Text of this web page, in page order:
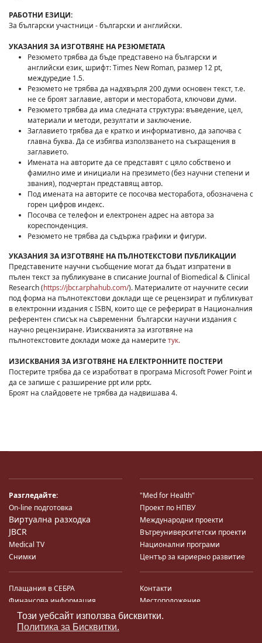
Този уебсайт използва бисквитки.
Политика за Бисквитки.
РАБОТНИ ЕЗИЦИ:
За български участници - български и английски.
УКАЗАНИЯ ЗА ИЗГОТВЯНЕ НАРЕЗЮМЕТАТА
Резюмето трябва да бъде представено на български и
английски език, шрифт: Times New Roman, размер 12 pt,
междуредие 1.5.
Резюмето не трябва да надхвърля 200 думи основен текст, т.е.
не се броят заглавие, автори и месторабота, ключови думи.
Резюмето трябва да има следната структура: въведение, цел,
материали и методи, резултати и заключение.
Заглавието трябва да е кратко и информативно, да започва с
главна буква. Да се избягва използването на съкращения в
заглавието.
Имената на авторите да се представят с цяло собствено и
фамилно име и инициали на презимето (без научни степени и
звания), подчертан представящ автор.
Под имената на авторите се посочва месторабота, обозначена с
горен цифров индекс.
Посочва се телефон и електронен адрес на автора за
кореспонденция.
Резюмето не трябва да съдържа графики и фигури.
УКАЗАНИЯ ЗА ИЗГОТВЯНЕ НА ПЪЛНОТЕКСТОВИ ПУБЛИКАЦИИ
Представените научни съобщение могат да бъдат изпратени в
пълен текст за публикуване в списание Journal of Biomedical & Clinical
Research (https://jbcr.arphahub.com/). Материалите от научните сесии
под форма на пълнотекстови доклади ще се рецензират и публикуват
в електронни издания с ISBN, които ще се реферират в Националния
референтен списък на съвременни български научни издания с
научно рецензиране. Изискванията за изготвяне на
пълнотекстовите доклади може да намеритетук.
ИЗИСКВАНИЯ ЗА ИЗГОТВЯНЕ НА ЕЛЕКТРОННИТЕ ПОСТЕРИ
Постерите трябва да се изработват в програма Microsoft Power Point и
да се запише с разширение ppt или pptx.
Броят на слайдовете не трябва да надвишава 4.
Разгледайте:
On-line подготовка
Виртуална разходка
JBCR
Medical TV
Снимки
"Med for Health"
Проект по НПВУ
Международни проекти
Вътреуниверситетски проекти
Национални програми
Център за кариерно развитие
Плащания в СЕБРА
Финансова информация
Система за финансово упр-е и
контрол
Контакти
Местоположение
Карта на сайта